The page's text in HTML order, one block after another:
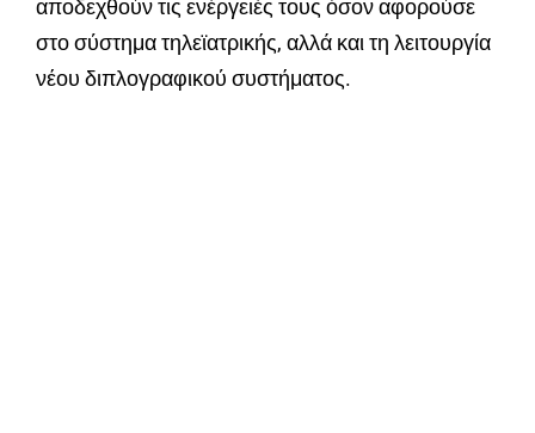
αποδεχθούν τις ενέργειές τους όσον αφορούσε
στο σύστημα τηλεϊατρικής, αλλά και τη λειτουργία
νέου διπλογραφικού συστήματος.